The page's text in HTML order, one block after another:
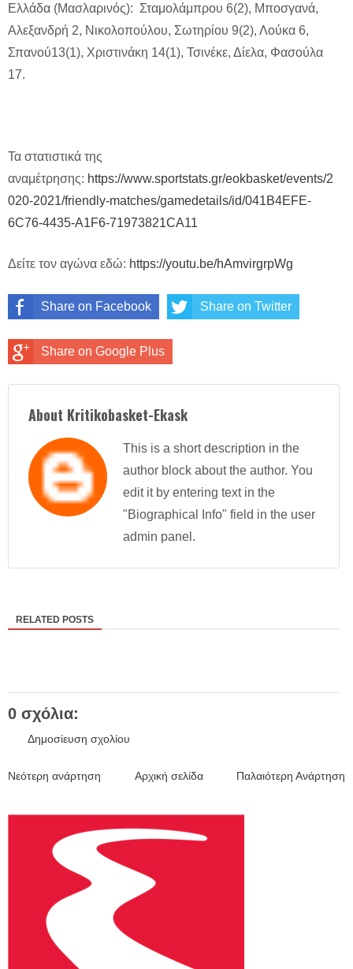
Ελλάδα (Μασλαρινός): Σταμολάμπρου 6(2), Μποσγανά,
Αλεξανδρή 2, Νικολοπούλου, Σωτηρίου 9(2), Λούκα 6,
Σπανού13(1), Χριστινάκη 14(1), Τσινέκε, Δίελα, Φασούλα
17.
Τα στατιστικά της
αναμέτρησης: https://www.sportstats.gr/eokbasket/events/2
020-2021/friendly-matches/gamedetails/id/041B4EFE-
6C76-4435-A1F6-71973821CA11
Δείτε τον αγώνα εδώ: https://youtu.be/hAmvirgrpWg
Share on Facebook Share on Twitter
Share on Google Plus
About Kritikobasket-Ekask
This is a short description in the
author block about the author. You
edit it by entering text in the
"Biographical Info" field in the user
admin panel.
RELATED POSTS
0 σχόλια:
Δημοσίευση σχολίου
Νεότερη ανάρτηση Παλαιότερη Ανάρτηση
Αρχική σελίδα